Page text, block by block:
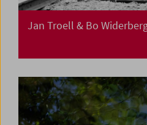
Jan Troell & Bo